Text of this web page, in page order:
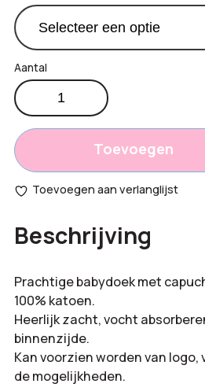
Productprijs:
Totaal
opties:
totaal:
Babycape
aantal
Toevoegen
Toevoegen aan verlanglijst
Beschrijving
Prachtige babydoek met
100% katoen.
Heerlijk zacht, vocht
binnenzijde.
Kan voorzien worden van
de mogelijkheden.